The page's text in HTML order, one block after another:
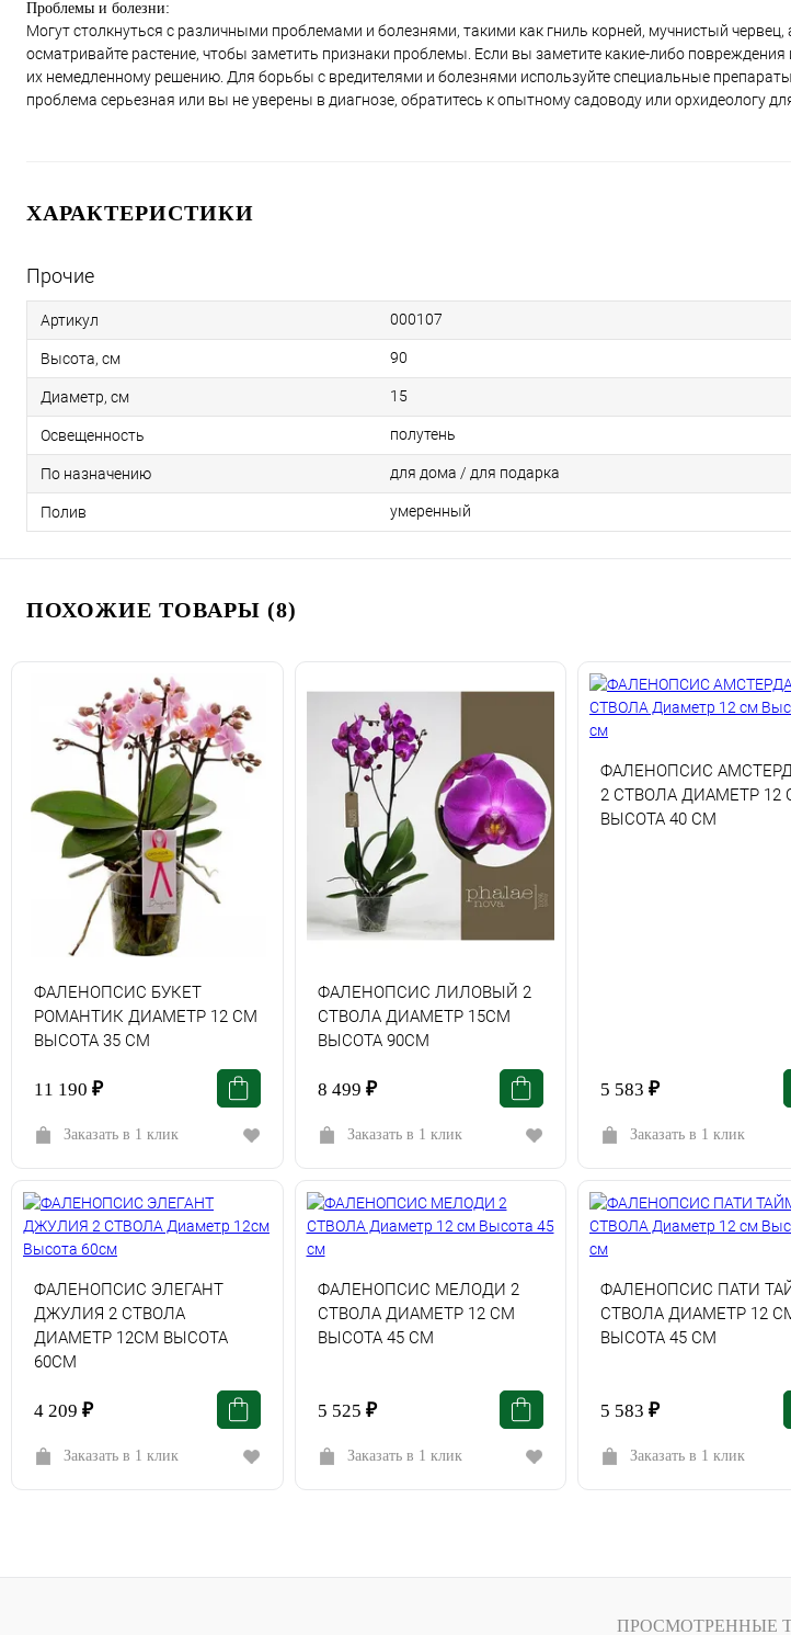
Проблемы и болезни:
Могут столкнуться с различными проблемами и болезнями, такими как гниль корней, мучнистый
осматривайте растение, чтобы заметить признаки проблемы. Если вы заметите какие-либо
их немедленному решению. Для борьбы с вредителями и болезнями используйте специальные
проблема серьезная или вы не уверены в диагнозе, обратитесь к опытному садоводу или орхидеологу
ХАРАКТЕРИСТИКИ
Прочие
Артикул 000107
Высота, см 90
Диаметр, см 15
Освещенность полутень
По назначению для дома / для подарка
Полив умеренный
ПОХОЖИЕ ТОВАРЫ (8)
ФАЛЕНОПСИС БУКЕТ
РОМАНТИК ДИАМЕТР 12 СМ
ВЫСОТА 35 СМ
11 190 ₽
Заказать в 1 клик
ФАЛЕНОПСИС ЛИЛОВЫЙ 2
СТВОЛА ДИАМЕТР 15СМ
ВЫСОТА 90СМ
8 499 ₽
Заказать в 1 клик
ФАЛЕНОПСИС
2 СТВОЛА ДИАМЕТР 12
ВЫСОТА 40 СМ
5 583 ₽
Заказать в 1 клик
ФАЛЕНОПСИС ЭЛЕГАНТ
ДЖУЛИЯ 2 СТВОЛА
ДИАМЕТР 12СМ ВЫСОТА
60СМ
4 209 ₽
Заказать в 1 клик
ФАЛЕНОПСИС МЕЛОДИ 2
СТВОЛА ДИАМЕТР 12 СМ
ВЫСОТА 45 СМ
5 525 ₽
Заказать в 1 клик
ФАЛЕНОПСИС ПАТИ
СТВОЛА ДИАМЕТР 12
ВЫСОТА 45 СМ
5 583 ₽
Заказать в 1 клик
ПРОСМОТРЕННЫЕ